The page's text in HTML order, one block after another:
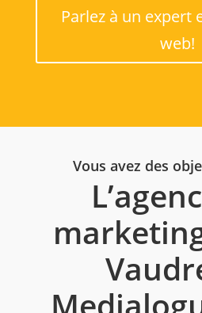
Parlez à un expert
web!
Vous avez des